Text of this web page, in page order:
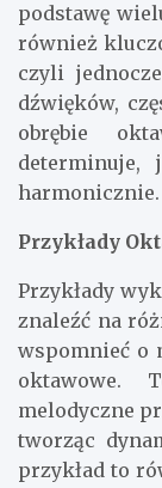
podstawę
również
czyli
dźwięków,
obrębie
determinuje,
harmonicznie.
Przykłady
Przykłady
znaleźć na
wspomnieć o
oktawowe.
melodyczne
tworząc
przykład to